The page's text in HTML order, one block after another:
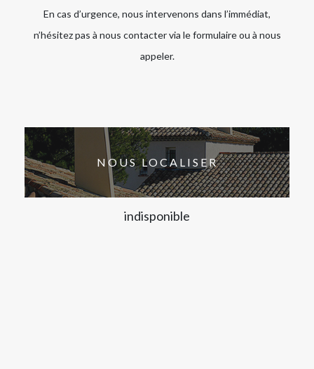
En cas d’urgence, nous intervenons dans l’immédiat,
n’hésitez pas à nous contacter via le formulaire ou à nous
appeler.
NOUS LOCALISER
indisponible